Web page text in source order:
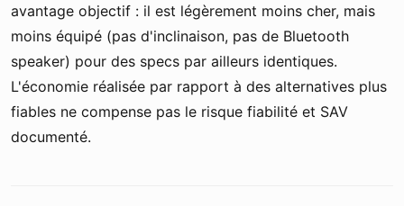
avantage objectif : il est légèrement moins cher, mais
moins équipé (pas d'inclinaison, pas de Bluetooth
speaker) pour des specs par ailleurs identiques.
L'économie réalisée par rapport à des alternatives plus
fiables ne compense pas le risque fiabilité et SAV
documenté.